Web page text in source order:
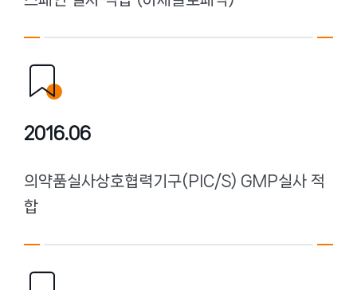
2016.06
의약품실사상호협력기구(PIC/S) GMP실사 적
합